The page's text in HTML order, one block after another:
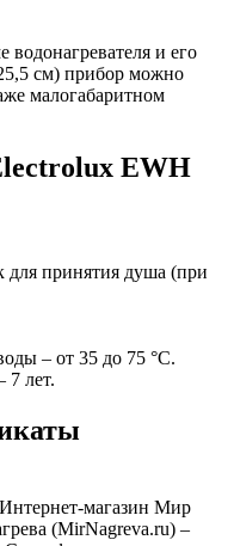
водонагревателя и его
см) прибор можно
малогабаритном
EWH
для принятия душа (при
– от 35 до 75 °С.
7 лет.